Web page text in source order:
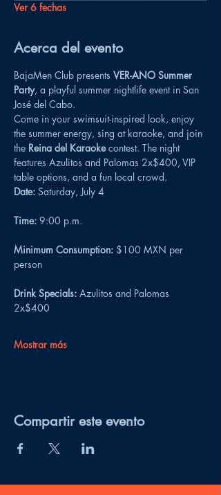
Ver 6 fechas
Acerca del evento
BajaMen Club presents VER-ANO Summer
Party, a playful summer nightlife event in San
José del Cabo.
Come in your swimsuit-inspired look, enjoy
the summer energy, sing at karaoke, and join
the Reina del Karaoke contest. The night
features Azulitos and Palomas 2x$400, VIP
table options, and a fun local crowd.
Date: Saturday, July 4
Time: 9:00 p.m.
Minimum Consumption: $100 MXN per
person
Drink Specials: Azulitos and Palomas
2x$400
Mostrar más
Compartir este evento